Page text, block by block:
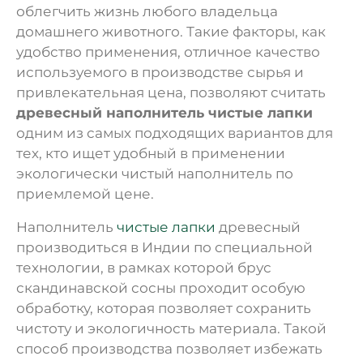
облегчить жизнь любого владельца
домашнего животного. Такие факторы, как
удобство применения, отличное качество
используемого в производстве сырья и
привлекательная цена, позволяют считать
древесный наполнитель чистые лапки
одним из самых подходящих вариантов для
тех, кто ищет удобный в применении
экологически чистый наполнитель по
приемлемой цене.
Наполнитель чистые лапки древесный
производиться в Индии по специальной
технологии, в рамках которой брус
скандинавской сосны проходит особую
обработку, которая позволяет сохранить
чистоту и экологичность материала. Такой
способ производства позволяет избежать